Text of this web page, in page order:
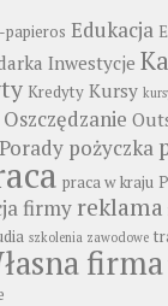
papieros Edukacja
Inwestycje
Kredyty Kursy
Oszczędzanie
Porady pożyczka
praca w kraju
firmy reklama
szkolenia zawodowe
firma